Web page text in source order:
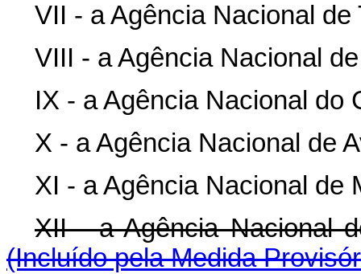
VII - a Agência Nacional
VIII - a Agência Nacional
IX - a Agência Nacional do
X - a Agência Nacional de
XI - a Agência Nacional de
XII - a Agência
(Incluído pela Medida